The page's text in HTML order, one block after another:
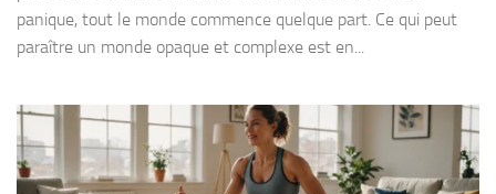
panique, tout le monde commence quelque part. Ce qui peut
paraître un monde opaque et complexe est en...